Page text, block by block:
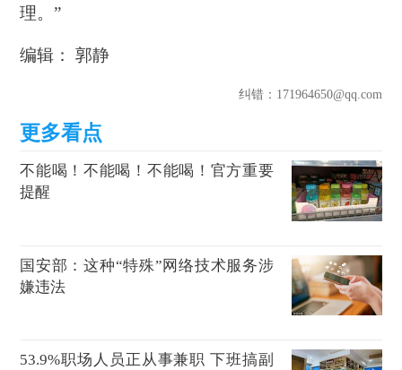
理。”‍‍‍
编辑： 郭静
纠错：171964650@qq.com
不能喝！不能喝！不能喝！官方重要
提醒
国安部：这种“特殊”网络技术服务涉
嫌违法
53.9%职场人员正从事兼职 下班搞副